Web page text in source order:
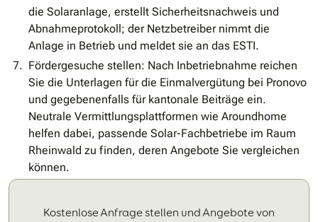
die Solaranlage, erstellt Sicherheitsnachweis und
Abnahmeprotokoll; der Netzbetreiber nimmt die
Anlage in Betrieb und meldet sie an das ESTI.
Fördergesuche stellen: Nach Inbetriebnahme reichen
Sie die Unterlagen für die Einmalvergütung bei Pronovo
und gegebenenfalls für kantonale Beiträge ein.
Neutrale Vermittlungsplattformen wie Aroundhome
helfen dabei, passende Solar-Fachbetriebe im Raum
Rheinwald zu finden, deren Angebote Sie vergleichen
können.
Kostenlose Anfrage stellen und Angebote von